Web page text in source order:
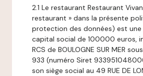
2.1 Le restaurant Restaurant
restaurant » dans la présente
protection des données) est une
capital social de 100000 euros,
RCS de BOULOGNE SUR MER
933 (numéro Siret
son siège social au 49 RUE DE